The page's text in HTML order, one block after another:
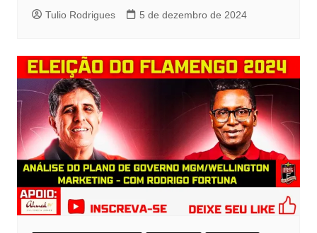
Tulio Rodrigues 5 de dezembro de 2024